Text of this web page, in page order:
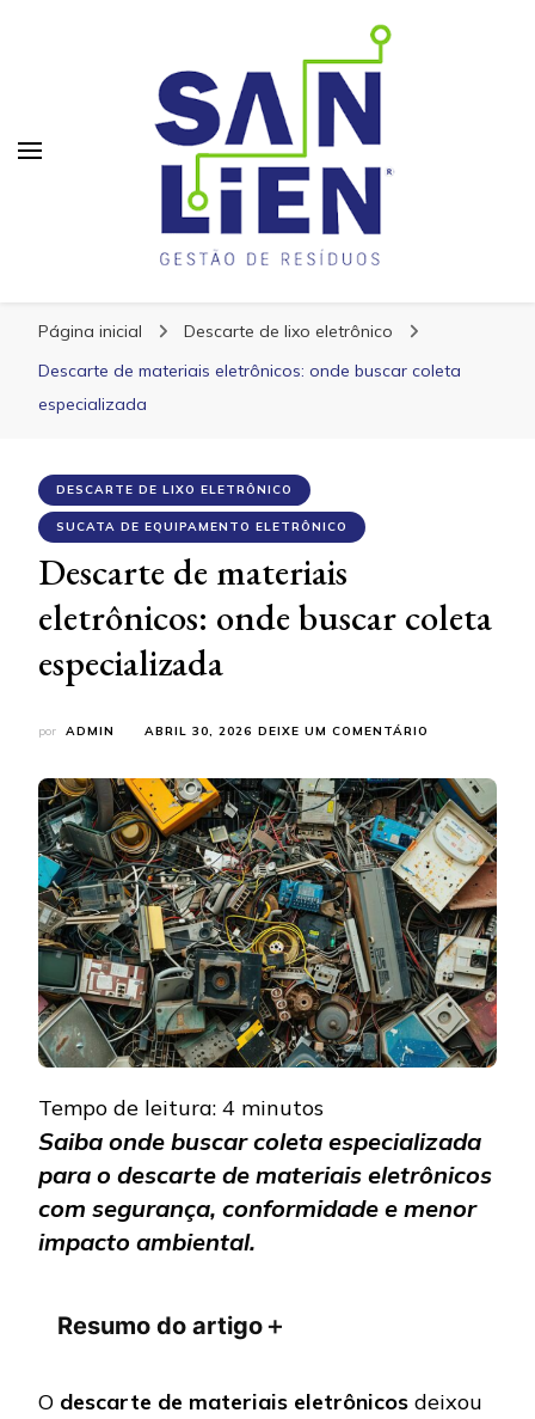
San Lien
Página inicial
Descarte de lixo eletrônico
Descarte de materiais eletrônicos: onde buscar coleta
especializada
DESCARTE DE LIXO ELETRÔNICO
SUCATA DE EQUIPAMENTO ELETRÔNICO
Descarte de materiais
eletrônicos: onde buscar coleta
especializada
por ADMIN ABRIL 30, 2026 DEIXE UM COMENTÁRIO
MATERIAIS
ELETRÔNICOS:
ONDE
BUSCAR
COLETA
Tempo de leitura: 4 minutos
Saiba onde buscar coleta especializada
para o descarte de materiais eletrônicos
com segurança, conformidade e menor
impacto ambiental.
Resumo do artigo＋
O descarte de materiais eletrônicos deixou